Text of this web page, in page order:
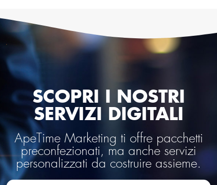
SCOPRI I NOSTRI
SERVIZI DIGITALI
ApeTime Marketing ti offre pacchetti
preconfezionati, ma anche servizi
personalizzati da costruire assieme.